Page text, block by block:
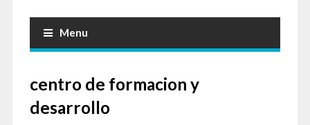
Menu
centro de formacion y
desarrollo